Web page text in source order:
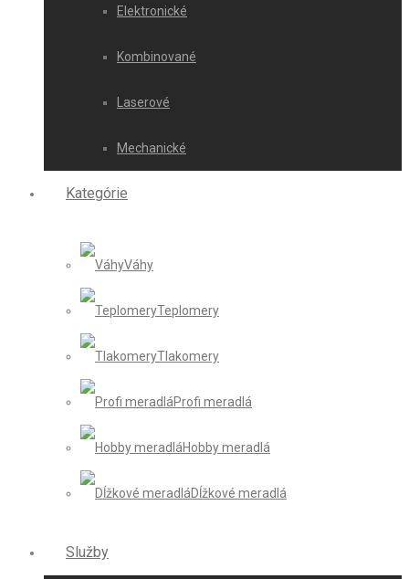
Elektronické
Kombinované
Laserové
Mechanické
Kategórie
Váhy
Teplomery
Tlakomery
Profi meradlá
Hobby meradlá
Dĺžkové meradlá
Služby